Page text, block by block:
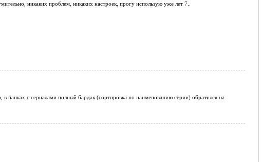
никаких проблем, никаких настроек, прогу использую уже лет 7..
в папках с сериалами полный бардак (сортировка по наименованию серии) обратился на